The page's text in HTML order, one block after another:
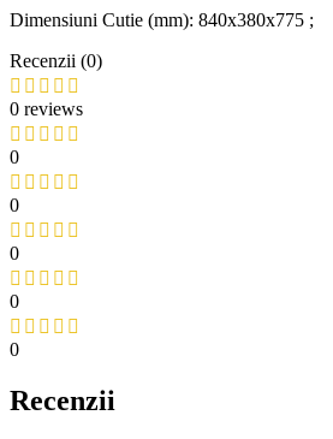
Dimensiuni Cutie (mm): 840x380x775 ;
Recenzii (0)
0 reviews
0
0
0
0
0
Recenzii